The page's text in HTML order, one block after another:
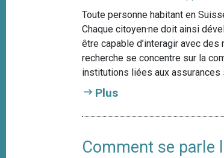
Toute personne habitant en
Chaque citoyen·ne doit ainsi
être capable d’interagir avec
recherche se concentre sur la
institutions liées aux assurances
Plus
Comment se parle